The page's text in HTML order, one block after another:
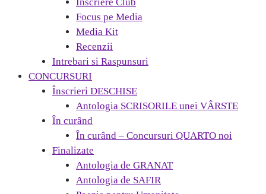
Focus pe Media
Media Kit
Recenzii
Intrebari si Raspunsuri
CONCURSURI
Înscrieri DESCHISE
Antologia SCRISORILE unei VÂRSTE
În curând
În curând – Concursuri QUARTO noi
Finalizate
Antologia de GRANAT
Antologia de SAFIR